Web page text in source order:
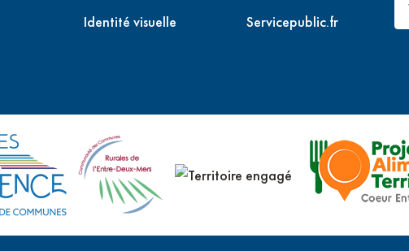
Identité visuelle Servicepublic.fr